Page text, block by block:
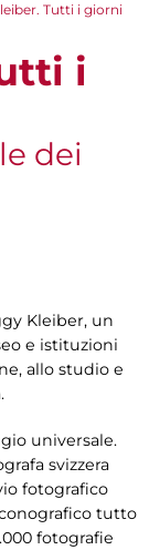
Tutti i giorni
i
dei
Kleiber, un
e istituzioni
allo studio e
universale.
svizzera
fotografico
tutto
fotografie